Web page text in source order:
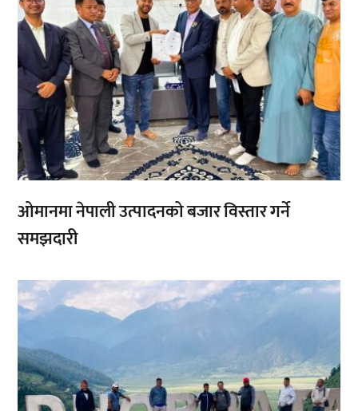
ओमानमा नेपाली उत्पादनको बजार विस्तार गर्ने
समझदारी
,,